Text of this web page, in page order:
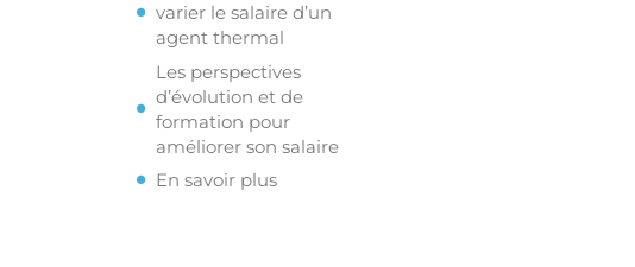
varier le salaire d’un
agent thermal
Les perspectives
d’évolution et de
formation pour
améliorer son salaire
En savoir plus